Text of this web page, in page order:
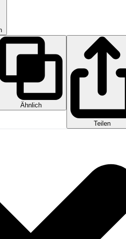
Ähnlich
Teilen